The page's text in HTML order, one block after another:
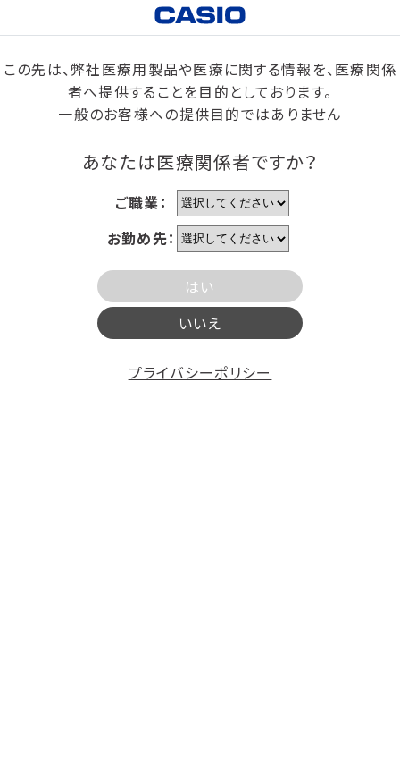
この先は、弊社医療用製品や医療に関する情報を、医療関係
者へ提供することを目的としております。
一般のお客様への提供目的ではありません
あなたは医療関係者ですか？
ご職業：
お勤め先：
はい
いいえ
プライバシーポリシー